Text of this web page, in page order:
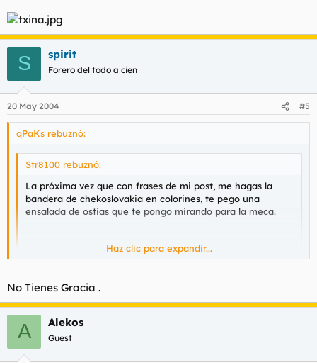
S spirit
Forero del todo a cien
20 May 2004 #5
qPaKs rebuznó:
Str8100 rebuznó:
La próxima vez que con frases de mi post, me hagas la
bandera de chekoslovakia en colorines, te pego una
ensalada de ostias que te pongo mirando para la meca.
Del resto... encantado de conocerla
Haz clic para expandir...
No me hagas
bandeeeeeeeeeeeeeeera!!!
Que
Haz clic para expandir...
No Tienes Gracia .
A Alekos
Guest